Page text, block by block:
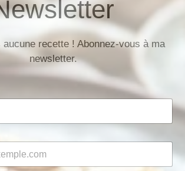
aucune recette ! Abonnez-vous à ma
newsletter.